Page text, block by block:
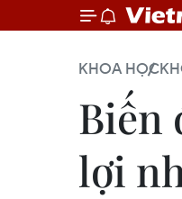
KHOA HỌC
Biến
lợi